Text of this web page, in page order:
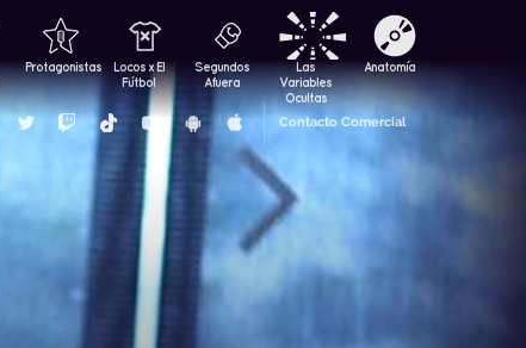
Protagonistas
Locos x El
Fútbol
Segundos
Afuera
Las
Variables
Ocultas
Anatomía
Contacto Comercial